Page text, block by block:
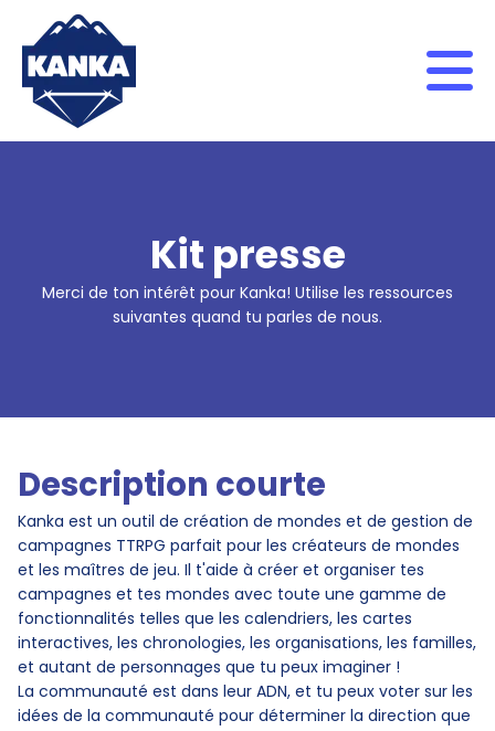
Skip to content
Kit presse
Merci de ton intérêt pour Kanka! Utilise les ressources
suivantes quand tu parles de nous.
Description courte
Kanka est un outil de création de mondes et de gestion de
campagnes TTRPG parfait pour les créateurs de mondes
et les maîtres de jeu. Il t'aide à créer et organiser tes
campagnes et tes mondes avec toute une gamme de
fonctionnalités telles que les calendriers, les cartes
interactives, les chronologies, les organisations, les familles,
et autant de personnages que tu peux imaginer !
La communauté est dans leur ADN, et tu peux voter sur les
idées de la communauté pour déterminer la direction que